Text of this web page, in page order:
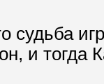
судьба
и тогда